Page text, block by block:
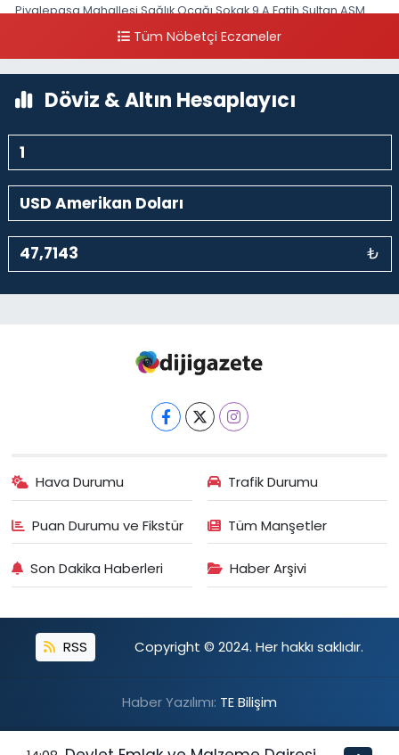
Piyalepaşa Mahallesi Sağlık Ocağı Sokak 9 A Fatih Sultan ASM
Tüm Nöbetçi Eczaneler
Döviz & Altın Hesaplayıcı
₺
Hava Durumu Trafik Durumu
Puan Durumu ve Fikstür Tüm Manşetler
Son Dakika Haberleri Haber Arşivi
RSS Copyright © 2024. Her hakkı saklıdır.
Haber Yazılımı: TE Bilişim